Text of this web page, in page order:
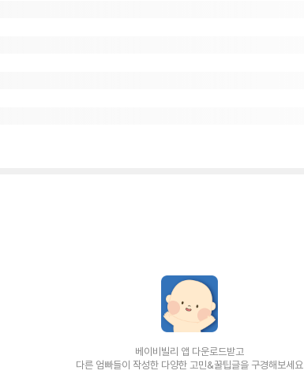
베이비빌리 앱 다운로드받고
다른 엄빠들이 작성한 다양한 고민&꿀팁글을 구경해보세요